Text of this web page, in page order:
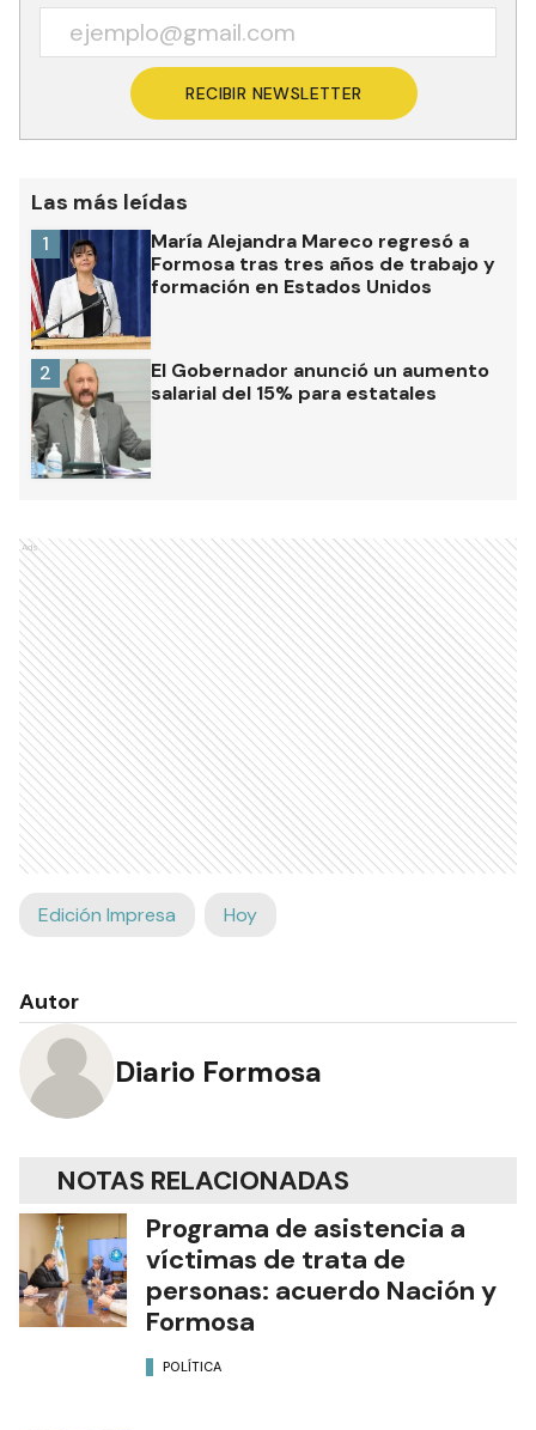
RECIBIR NEWSLETTER
Las más leídas
María Alejandra Mareco regresó a
Formosa tras tres años de trabajo y
formación en Estados Unidos
1
El Gobernador anunció un aumento
salarial del 15% para estatales
2
Ads
Edición Impresa Hoy
Autor
Diario Formosa
NOTAS RELACIONADAS
Programa de asistencia a
víctimas de trata de
personas: acuerdo Nación y
Formosa
POLÍTICA